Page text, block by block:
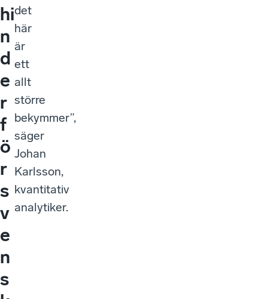
hi
n
d
e
r
f
ö
r
s
v
e
n
s
det
här
är
ett
allt
större
bekymmer”,
säger
Johan
Karlsson,
kvantitativ
analytiker.